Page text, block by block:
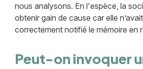
nous analysons. En l'espèce, la
obtenir gain de cause car elle
correctement notifié le mémoire en
Peut-on invoquer